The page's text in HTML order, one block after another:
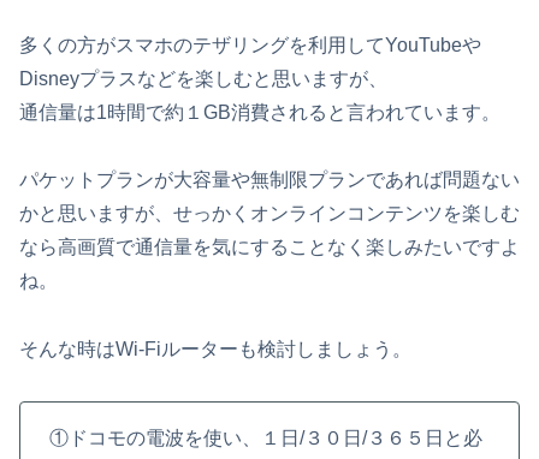
多くの方がスマホのテザリングを利用してYouTubeや
Disneyプラスなどを楽しむと思いますが、
通信量は1時間で約１GB消費されると言われています。
パケットプランが大容量や無制限プランであれば問題ない
かと思いますが、せっかくオンラインコンテンツを楽しむ
なら高画質で通信量を気にすることなく楽しみたいですよ
ね。
そんな時はWi-Fiルーターも検討しましょう。
①ドコモの電波を使い、１日/３０日/３６５日と必